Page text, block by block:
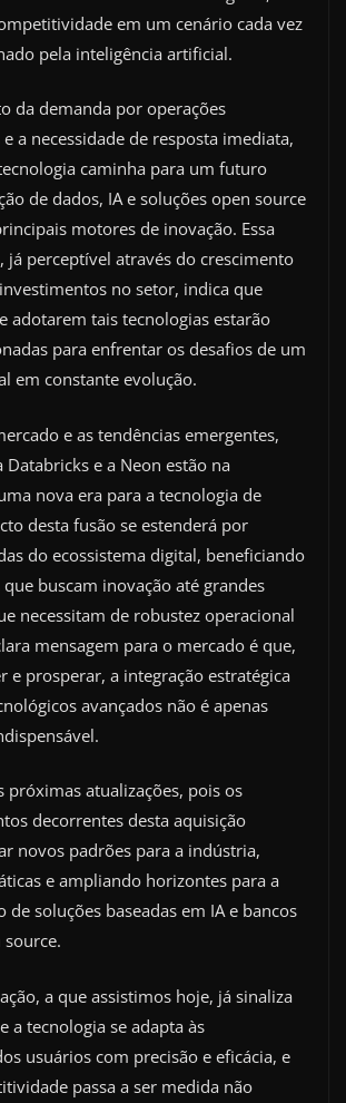
em um cenário cada vez
pela inteligência artificial.
da demanda por operações
a necessidade de resposta imediata,
caminha para um futuro
de dados, IA e soluções open source
motores de inovação. Essa
já perceptível através do crescimento
no setor, indica que
adotarem tais tecnologias estarão
para enfrentar os desafios de um
em constante evolução.
e as tendências emergentes,
Databricks e a Neon estão na
nova era para a tecnologia de
desta fusão se estenderá por
do ecossistema digital, beneficiando
buscam inovação até grandes
necessitam de robustez operacional
mensagem para o mercado é que,
e prosperar, a integração estratégica
avançados não é apenas
próximas atualizações, pois os
decorrentes desta aquisição
novos padrões para a indústria,
e ampliando horizontes para a
de soluções baseadas em IA e bancos
source.
a que assistimos hoje, já sinaliza
a tecnologia se adapta às
usuários com precisão e eficácia, e
passa a ser medida não